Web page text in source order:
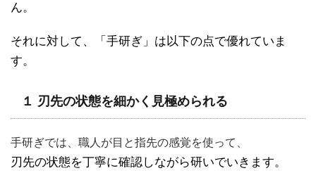
ん。
それに対して、「手研ぎ」は以下の点で優れていま
す。
１ 刃先の状態を細かく見極められる
手研ぎでは、職人が目と指先の感覚を使って、
刃先の状態を丁寧に確認しながら研いでいきます。